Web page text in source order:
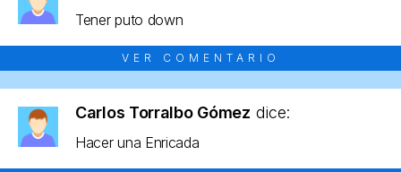
Tener puto down
VER COMENTARIO
Carlos Torralbo Gómez dice:
Hacer una Enricada